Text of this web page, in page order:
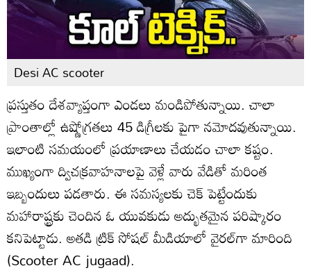
Desi AC scooter
ప్రస్తుతం దేశవ్యాప్తంగా ఎండలు మండిపోతున్నాయి. చాలా
ప్రాంతాల్లో ఉష్ణోగ్రతలు 45 డిగ్రీలకు పైగా నమోదవుతున్నాయి.
ఇలాంటి సమయంలో ప్రయాణాలు చేయడం చాలా కష్టం.
ముఖ్యంగా ద్విచక్రవాహనాలపై వెళ్లే వారు వేడితో మరింత
ఇబ్బందులు పడతారు. ఈ సమస్యలకు చెక్ పెట్టేందుకు
మహారాష్ట్రకు చెందిన ఓ యువకుడు అద్భుతమైన పరిష్కారం
కనిపెట్టాడు. అతడి ట్రిక్ సోషల్ మీడియాలో వైరల్‌గా మారింది
(Scooter AC jugaad).